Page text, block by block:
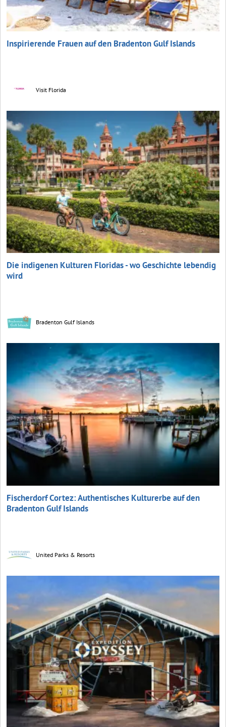
Inspirierende Frauen auf den Bradenton Gulf Islands
Visit Florida
Die indigenen Kulturen Floridas - wo Geschichte lebendig
wird
Bradenton Gulf Islands
Fischerdorf Cortez: Authentisches Kulturerbe auf den
Bradenton Gulf Islands
United Parks & Resorts